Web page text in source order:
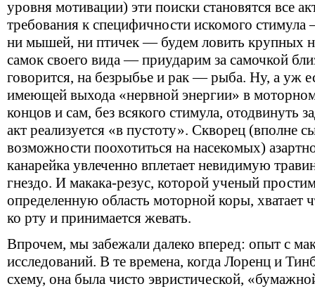
уровня мотивации) эти поиски становятся все
требования к специфичности искомого
ни мышей, ни птичек — будем ловить крупных
самок своего вида — приударим за самочкой
говорится, на безрыбье и рак — рыба. Ну, а уж
имеющей выхода «нервной энергии» в
концов и сам, без всякого стимула, отодвинуть
акт реализуется «в пустоту». Скворец
возможности поохотиться на насекомых)
канарейка увлеченно вплетает невидимую
гнездо. И макака-резус, которой ученый
определенную область моторной коры, хватает
ко рту и принимается жевать.
Впрочем, мы забежали далеко вперед: опыт с
исследований. В те времена, когда Лоренц и
схему, она была чисто эвристической,